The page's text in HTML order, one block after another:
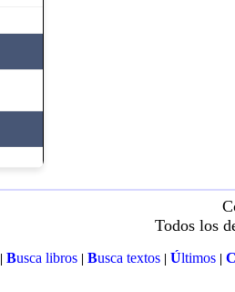
Todos los
Busca libros| Busca textos| Últimos|